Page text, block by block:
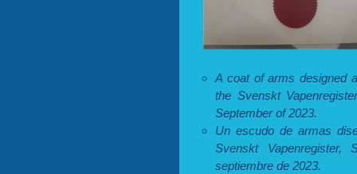
A coat of arms designed
the Svenskt
September of 2023.
Un escudo de armas
Svenskt Vapenregister,
septiembre de 2023.